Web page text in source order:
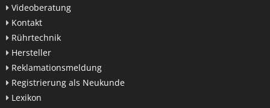
Videoberatung
Kontakt
Rührtechnik
Hersteller
Reklamationsmeldung
Registrierung als Neukunde
Lexikon